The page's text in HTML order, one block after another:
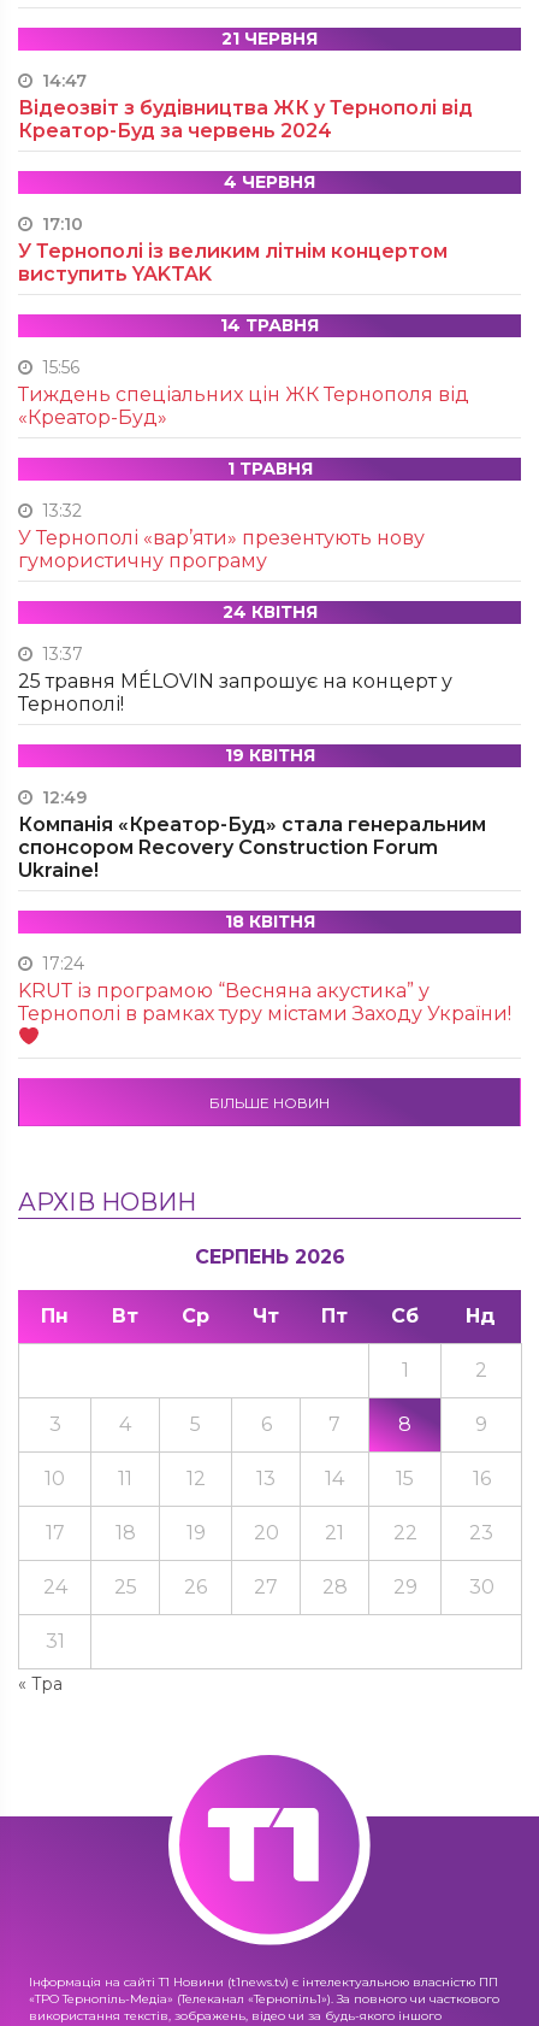
21 ЧЕРВНЯ
14:47
Відеозвіт з будівництва ЖК у Тернополі від
Креатор-Буд за червень 2024
4 ЧЕРВНЯ
17:10
У Тернополі із великим літнім концертом
виступить YAKTAK
14 ТРАВНЯ
15:56
Тиждень спеціальних цін ЖК Тернополя від
«Креатор-Буд»
1 ТРАВНЯ
13:32
У Тернополі «вар’яти» презентують нову
гумористичну програму
24 КВІТНЯ
13:37
25 травня MÉLOVIN запрошує на концерт у
Тернополі!
19 КВІТНЯ
12:49
Компанія «Креатор-Буд» стала генеральним
спонсором Recovery Construction Forum
Ukraine!
18 КВІТНЯ
17:24
KRUТ із програмою “Весняна акустика” у
Тернополі в рамках туру містами Заходу України!
БІЛЬШЕ НОВИН
АРХІВ НОВИН
СЕРПЕНЬ 2026
Пн Вт Ср Чт Пт Сб Нд
« Тра
1 2
3 4 5 6 7 8 9
10 11 12 13 14 15 16
17 18 19 20 21 22 23
24 25 26 27 28 29 30
31
Інформація на сайті Т1 Новини (t1news.tv) є інтелектуальною власністю ПП
«ТРО Тернопіль-Медіа» (Телеканал «Тернопіль1»). За повного чи часткового
використання текстів, зображень, відео чи за будь-якого іншого